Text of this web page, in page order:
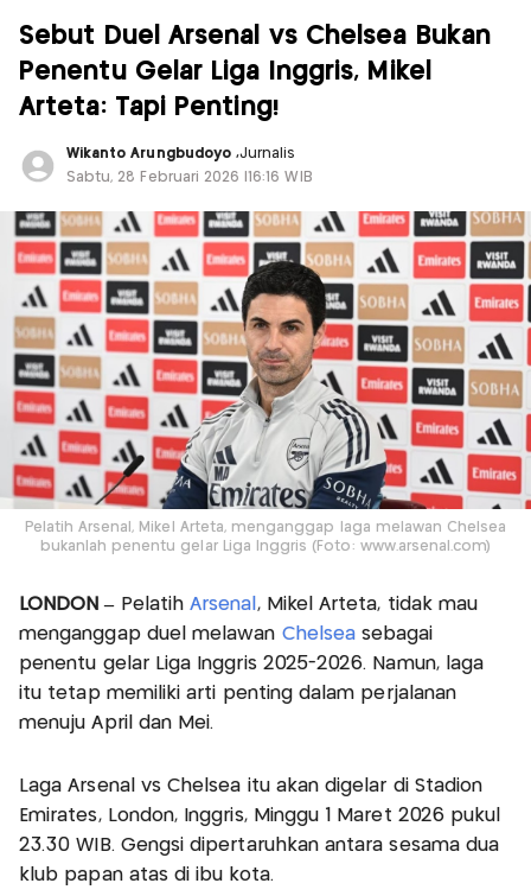
Sebut Duel Arsenal vs Chelsea Bukan
Penentu Gelar Liga Inggris, Mikel
Arteta: Tapi Penting!
Wikanto Arungbudoyo ,Jurnalis
Sabtu, 28 Februari 2026 |16:16 WIB
Pelatih Arsenal, Mikel Arteta, menganggap laga melawan Chelsea
bukanlah penentu gelar Liga Inggris (Foto: www.arsenal.com)
LONDON –PelatihArsenal , Mikel Arteta, tidak mau
menganggap duel melawan Chelsea sebagai
penentu gelar Liga Inggris 2025-2026. Namun, laga
itu tetap memiliki arti penting dalam perjalanan
menuju April dan Mei.
Laga Arsenal vs Chelsea itu akan digelar di Stadion
Emirates, London, Inggris, Minggu 1 Maret 2026 pukul
23.30 WIB. Gengsi dipertaruhkan antara sesama dua
klub papan atas di ibu kota.